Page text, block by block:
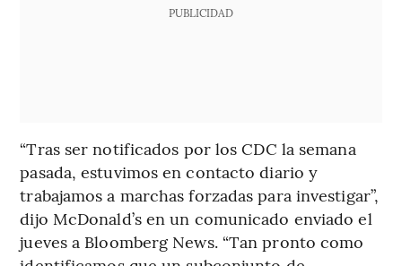
PUBLICIDAD
“Tras ser notificados por los CDC la semana
pasada, estuvimos en contacto diario y
trabajamos a marchas forzadas para investigar”,
dijo McDonald’s en un comunicado enviado el
jueves a Bloomberg News. “Tan pronto como